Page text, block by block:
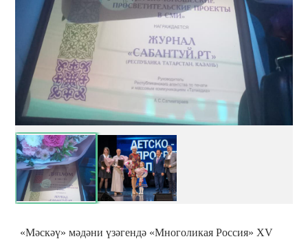
«Мәскәү» мәдәни үзәгендә «Многоликая Россия» XV